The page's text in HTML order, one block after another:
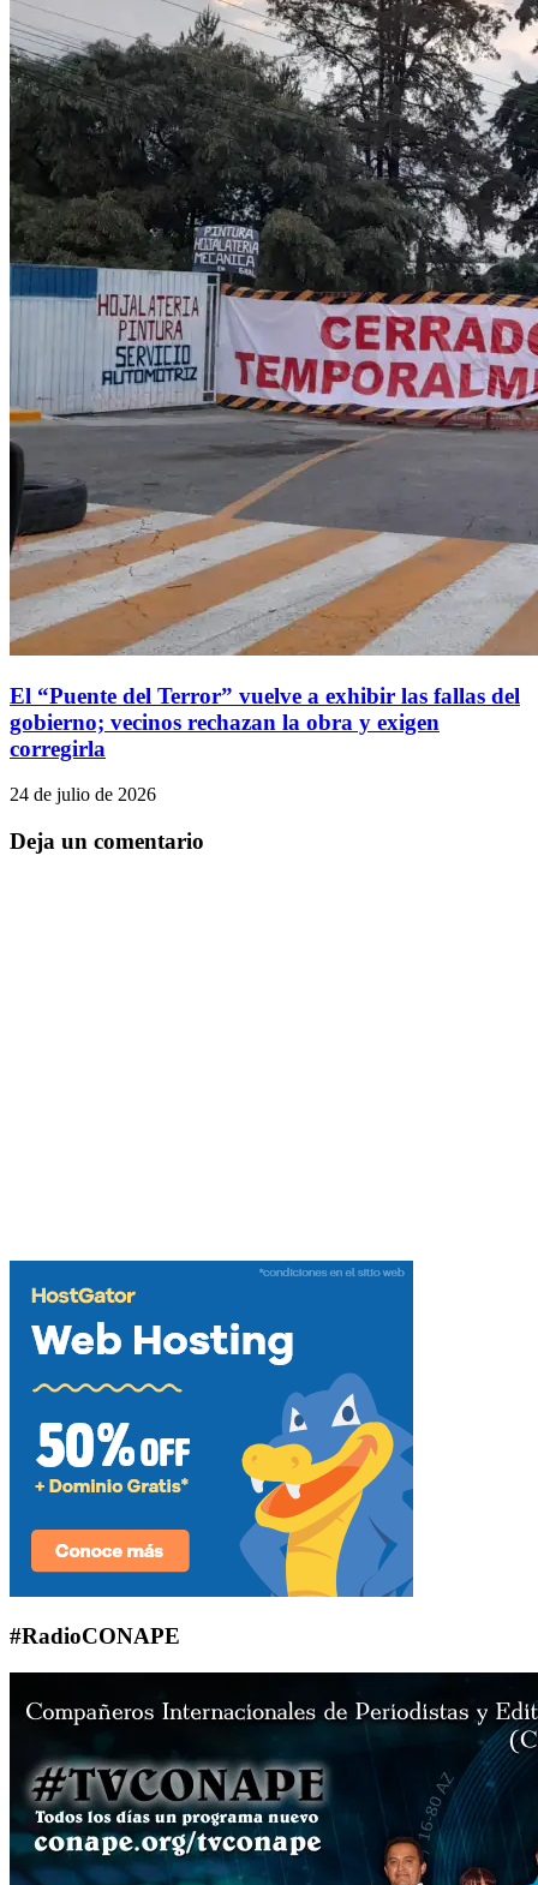
El “Puente del Terror” vuelve a exhibir las fallas del
gobierno; vecinos rechazan la obra y exigen
corregirla
24 de julio de 2026
Deja un comentario
#RadioCONAPE